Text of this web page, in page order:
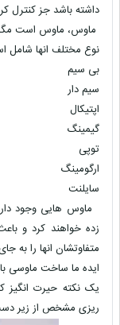
داشته باشد جز کنترل
ماوس، ماوس است
نوع مختلف انها شامل
بی سیم
سیم دار
اپتیکال
گیمینگ
توپی
ارگومینگ
سایلنت
ماوس هایی وجود
زده خواهند کرد و
متفاوتشان انها را به
ایده ما ساخت ماوسی
یک نکته حیرت انگیز
ریزی مشخص از زیر